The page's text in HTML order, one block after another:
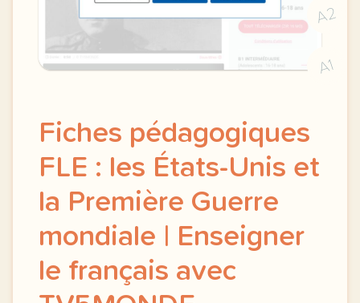
A2
A1
Fiches pédagogiques
FLE : les États-Unis et
la Première Guerre
mondiale | Enseigner
le français avec